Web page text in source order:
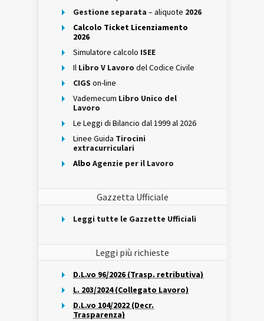
Gestione separata – aliquote 2026
Calcolo Ticket Licenziamento
2026
Simulatore calcolo ISEE
Il Libro V Lavoro del Codice Civile
CIGS on-line
Vademecum Libro Unico del
Lavoro
Le Leggi di Bilancio dal 1999 al 2026
Linee Guida Tirocini
extracurriculari
Albo Agenzie per il Lavoro
Gazzetta Ufficiale
Leggi tutte le Gazzette Ufficiali
Leggi più richieste
D.L.vo 96/2026 (Trasp. retributiva)
L. 203/2024 (Collegato Lavoro)
D.L.vo 104/2022 (Decr.
Trasparenza)